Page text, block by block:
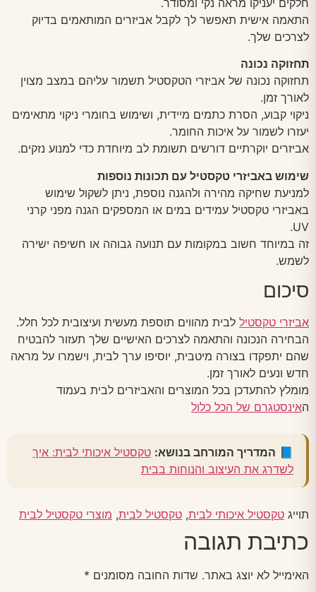
התאמה אישית תאפשר לך לקבל אביזרים המותאמים בדיוק
לצרכים שלך.
תחזוקה נכונה
תחזוקה נכונה של אביזרי הטקסטיל תשמור עליהם במצב מצוין
לאורך זמן.
ניקוי קבוע, הסרת כתמים מיידית, ושימוש בחומרי ניקוי מתאימים
יעזרו לשמור על איכות החומר.
אביזרים יוקרתיים דורשים תשומת לב מיוחדת כדי למנוע נזקים.
שימוש באביזרי טקסטיל עם תכונות נוספות
למניעת שחיקה מהירה ולהגנה נוספת, ניתן לשקול שימוש
באביזרי טקסטיל עמידים במים או המספקים הגנה מפני קרני
UV.
זה במיוחד חשוב במקומות עם תנועה גבוהה או חשיפה ישירה
לשמש.
סיכום
אביזרי טקסטיל לבית מהווים תוספת מעשית ועיצובית לכל חלל.
הבחירה הנכונה והתאמה לצרכים האישיים שלך תעזור להבטיח
שהם יתפקדו בצורה מיטבית, יוסיפו ערך לבית, וישמרו על מראה
חדש ונעים לאורך זמן.
מומלץ להתעדכן בכל המוצרים והאביזרים לבית בעמוד
האינסטגרם של הכל כלול
📘 המדריך המורחב בנושא: טקסטיל איכותי לבית: איך
לשדרג את העיצוב והנוחות בבית
תוייג טקסטיל איכותי לבית, טקסטיל לבית, מוצרי טקסטיל לבית
כתיבת תגובה
האימייל לא יוצג באתר. שדות החובה מסומנים *